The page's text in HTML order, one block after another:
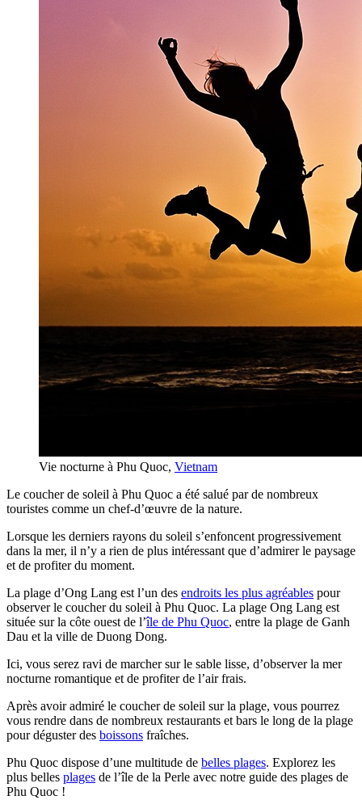
Vie nocturne à Phu Quoc, Vietnam
Le coucher de soleil à Phu Quoc a été salué par de nombreux
touristes comme un chef-d’œuvre de la nature.
Lorsque les derniers rayons du soleil s’enfoncent progressivement
dans la mer, il n’y a rien de plus intéressant que d’admirer le paysage
et de profiter du moment.
La plage d’Ong Lang est l’un des endroits les plus agréables pour
observer le coucher du soleil à Phu Quoc. La plage Ong Lang est
située sur la côte ouest de l’île de Phu Quoc, entre la plage de Ganh
Dau et la ville de Duong Dong.
Ici, vous serez ravi de marcher sur le sable lisse, d’observer la mer
nocturne romantique et de profiter de l’air frais.
Après avoir admiré le coucher de soleil sur la plage, vous pourrez
vous rendre dans de nombreux restaurants et bars le long de la plage
pour déguster des boissons fraîches.
Phu Quoc dispose d’une multitude de belles plages. Explorez les
plus belles plages de l’île de la Perle avec notre guide des plages de
Phu Quoc !